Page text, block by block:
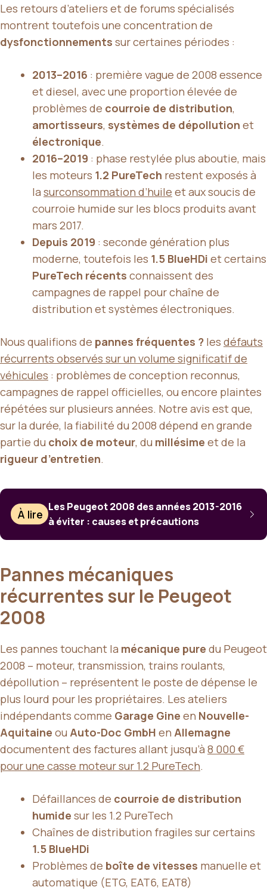
Les retours d’ateliers et de forums spécialisés
montrent toutefois une concentration de
dysfonctionnements sur certaines périodes :
2013–2016 : première vague de 2008 essence
et diesel, avec une proportion élevée de
problèmes de courroie de distribution,
amortisseurs, systèmes de dépollution et
électronique.
2016–2019 : phase restylée plus aboutie, mais
les moteurs 1.2 PureTech restent exposés à
la surconsommation d’huile et aux soucis de
courroie humide sur les blocs produits avant
mars 2017.
Depuis 2019 : seconde génération plus
moderne, toutefois les 1.5 BlueHDi et certains
PureTech récents connaissent des
campagnes de rappel pour chaîne de
distribution et systèmes électroniques.
Nous qualifions de pannes fréquentes ? les défauts
récurrents observés sur un volume significatif de
véhicules : problèmes de conception reconnus,
campagnes de rappel officielles, ou encore plaintes
répétées sur plusieurs années. Notre avis est que,
sur la durée, la fiabilité du 2008 dépend en grande
partie du choix de moteur, du millésime et de la
rigueur d’entretien.
À lire
Les Peugeot 2008 des années 2013-2016
à éviter : causes et précautions
Pannes mécaniques
récurrentes sur le Peugeot
2008
Les pannes touchant la mécanique pure du Peugeot
2008 – moteur, transmission, trains roulants,
dépollution – représentent le poste de dépense le
plus lourd pour les propriétaires. Les ateliers
indépendants comme Garage Gine en Nouvelle-
Aquitaine ou Auto-Doc GmbH en Allemagne
documentent des factures allant jusqu’à 8 000 €
pour une casse moteur sur 1.2 PureTech.
Défaillances de courroie de distribution
humide sur les 1.2 PureTech
Chaînes de distribution fragiles sur certains
1.5 BlueHDi
Problèmes de boîte de vitesses manuelle et
automatique (ETG, EAT6, EAT8)